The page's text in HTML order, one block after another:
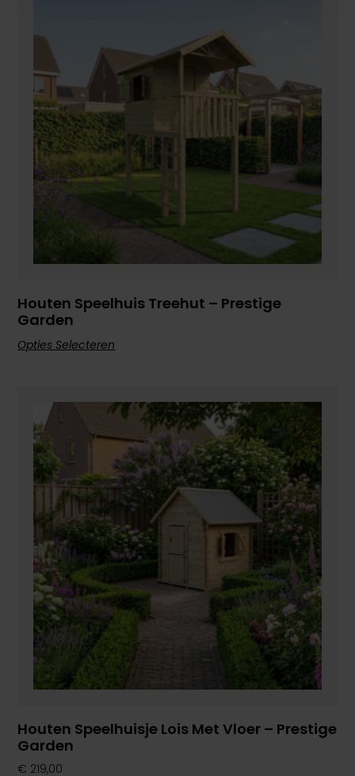
Houten Speelhuis Treehut – Prestige
Garden
Opties Selecteren
Houten Speelhuisje Lois Met Vloer – Prestige
Garden
€ 219,00